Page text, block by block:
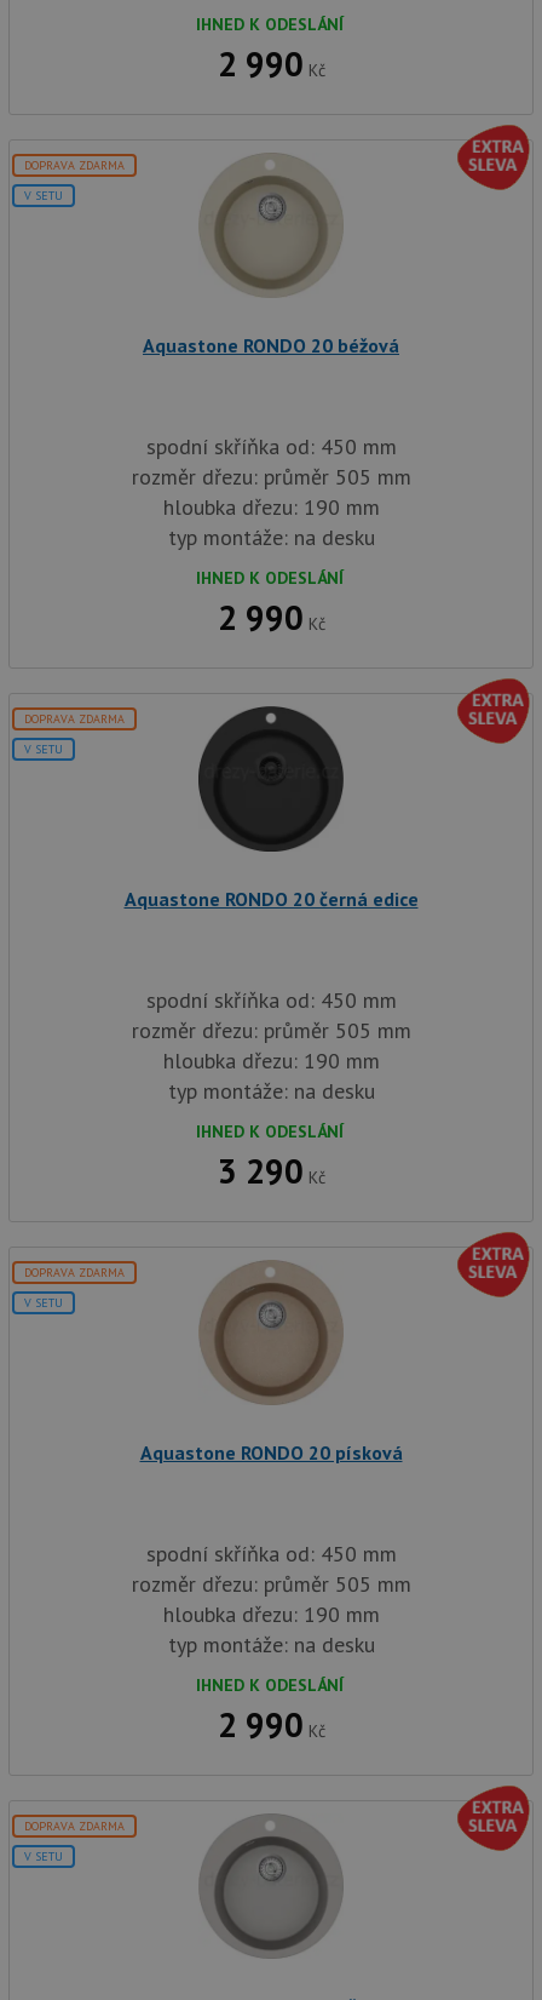
IHNED K ODESLÁNÍ
2 990 Kč
DOPRAVA ZDARMA
V SETU
Aquastone RONDO 20 béžová
spodní skříňka od: 450 mm
rozměr dřezu: průměr 505 mm
hloubka dřezu: 190 mm
typ montáže: na desku
IHNED K ODESLÁNÍ
2 990 Kč
DOPRAVA ZDARMA
V SETU
Aquastone RONDO 20 černá edice
spodní skříňka od: 450 mm
rozměr dřezu: průměr 505 mm
hloubka dřezu: 190 mm
typ montáže: na desku
IHNED K ODESLÁNÍ
3 290 Kč
DOPRAVA ZDARMA
V SETU
Aquastone RONDO 20 písková
spodní skříňka od: 450 mm
rozměr dřezu: průměr 505 mm
hloubka dřezu: 190 mm
typ montáže: na desku
IHNED K ODESLÁNÍ
2 990 Kč
DOPRAVA ZDARMA
V SETU